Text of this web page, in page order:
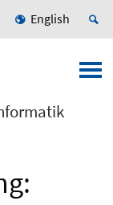
English